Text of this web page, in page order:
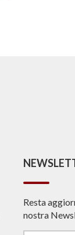
Resta
nostra